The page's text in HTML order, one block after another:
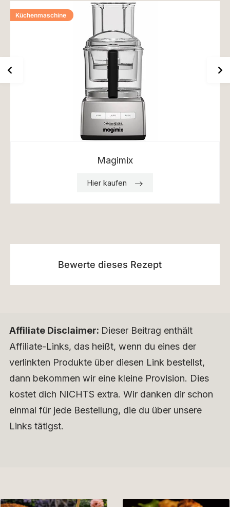
Küchenmaschine
Magimix
Hier kaufen
Bewerte dieses Rezept
Affiliate Disclaimer: Dieser Beitrag enthält
Affiliate-Links, das heißt, wenn du eines der
verlinkten Produkte über diesen Link bestellst,
dann bekommen wir eine kleine Provision. Dies
kostet dich NICHTS extra. Wir danken dir schon
einmal für jede Bestellung, die du über unsere
Links tätigst.